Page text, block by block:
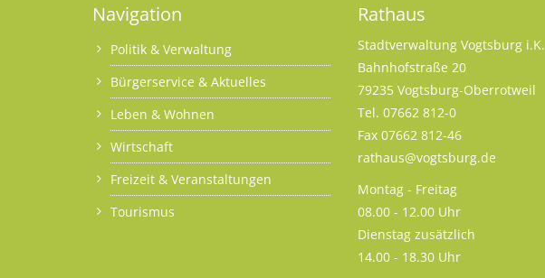
Navigation
Politik & Verwaltung
Bürgerservice & Aktuelles
Leben & Wohnen
Wirtschaft
Freizeit & Veranstaltungen
Tourismus
Rathaus
Stadtverwaltung Vogtsburg i.K.
Bahnhofstraße 20
79235 Vogtsburg-Oberrotweil
Tel. 07662 812-0
Fax 07662 812-46
rathaus@vogtsburg.de
Montag - Freitag
08.00 - 12.00 Uhr
Dienstag zusätzlich
14.00 - 18.30 Uhr